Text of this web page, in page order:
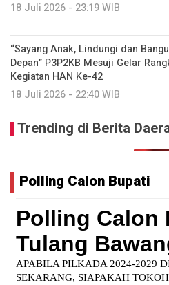
18 Juli 2026 - 23:19 WIB
“Sayang Anak, Lindungi dan
Depan” P3P2KB Mesuji Gelar
Kegiatan HAN Ke-42
18 Juli 2026 - 22:40 WIB
Trending di Berita
Polling Calon Bupati